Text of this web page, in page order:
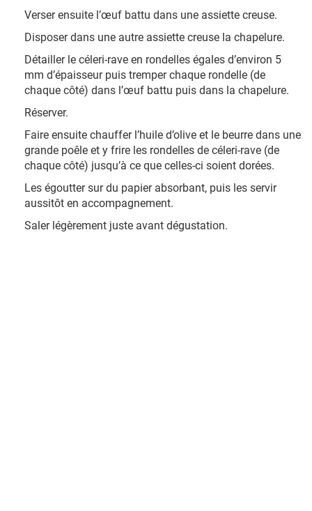
Verser ensuite l’œuf battu dans une assiette creuse.
Disposer dans une autre assiette creuse la chapelure.
Détailler le céleri-rave en rondelles égales d’environ 5
mm d’épaisseur puis tremper chaque rondelle (de
chaque côté) dans l’œuf battu puis dans la chapelure.
Réserver.
Faire ensuite chauffer l’huile d’olive et le beurre dans une
grande poêle et y frire les rondelles de céleri-rave (de
chaque côté) jusqu’à ce que celles-ci soient dorées.
Les égoutter sur du papier absorbant, puis les servir
aussitôt en accompagnement.
Saler légèrement juste avant dégustation.